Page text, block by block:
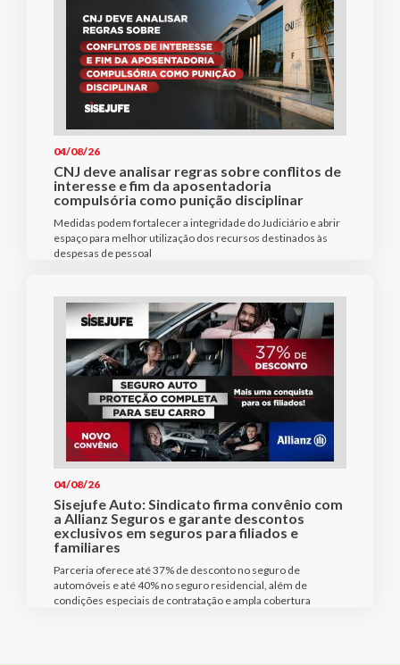
04/08/26
CNJ deve analisar regras sobre conflitos de
interesse e fim da aposentadoria
compulsória como punição disciplinar
Medidas podem fortalecer a integridade do Judiciário e abrir
espaço para melhor utilização dos recursos destinados às
despesas de pessoal
04/08/26
Sisejufe Auto: Sindicato firma convênio com
a Allianz Seguros e garante descontos
exclusivos em seguros para filiados e
familiares
Parceria oferece até 37% de desconto no seguro de
automóveis e até 40% no seguro residencial, além de
condições especiais de contratação e ampla cobertura